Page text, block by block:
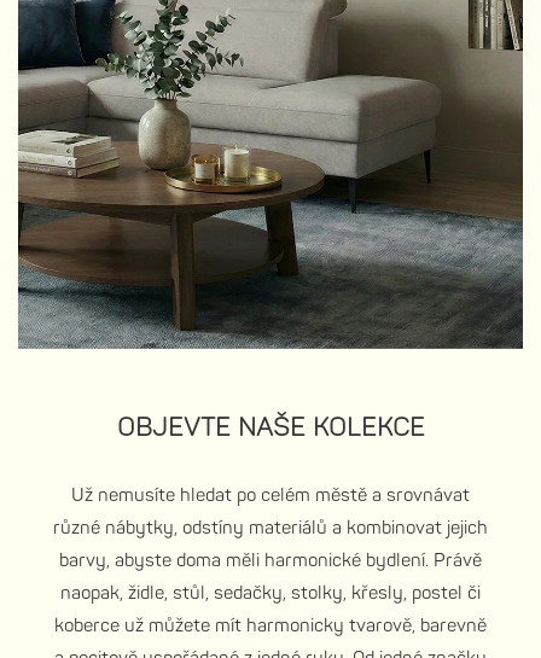
OBJEVTE NAŠE KOLEKCE
Už nemusíte hledat po celém městě a srovnávat
různé nábytky, odstíny materiálů a kombinovat jejich
barvy, abyste doma měli harmonické bydlení. Právě
naopak, židle, stůl, sedačky, stolky, křesly, postel či
koberce už můžete mít harmonicky tvarově, barevně